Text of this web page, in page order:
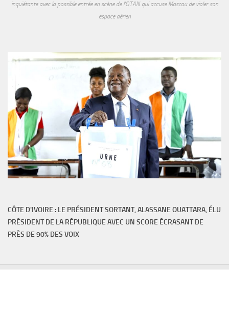
inquiétante avec la possible entrée en scène de l'OTAN qui accuse Moscou de violer son
espace aérien
CÔTE D'IVOIRE : LE PRÉSIDENT SORTANT, ALASSANE OUATTARA, ÉLU
PRÉSIDENT DE LA RÉPUBLIQUE AVEC UN SCORE ÉCRASANT DE
PRÈS DE 90% DES VOIX